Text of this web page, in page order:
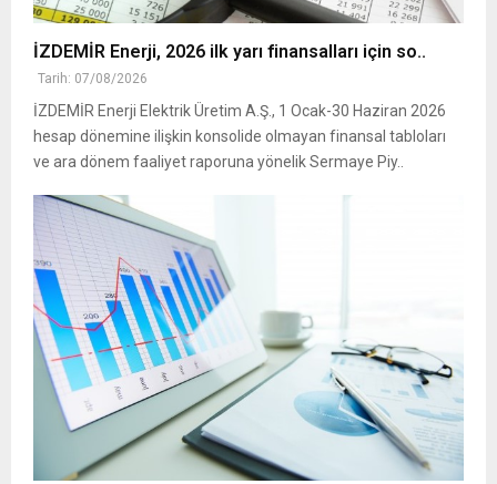
İZDEMİR Enerji, 2026 ilk yarı finansalları için so..
Tarih: 07/08/2026
İZDEMİR Enerji Elektrik Üretim A.Ş., 1 Ocak-30 Haziran 2026
hesap dönemine ilişkin konsolide olmayan finansal tabloları
ve ara dönem faaliyet raporuna yönelik Sermaye Piy..